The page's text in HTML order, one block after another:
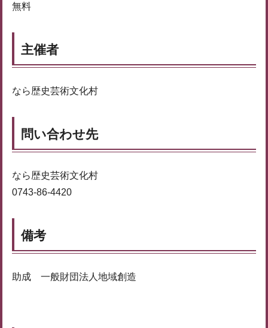
無料
主催者
なら歴史芸術文化村
問い合わせ先
なら歴史芸術文化村
0743-86-4420
備考
助成 一般財団法人地域創造